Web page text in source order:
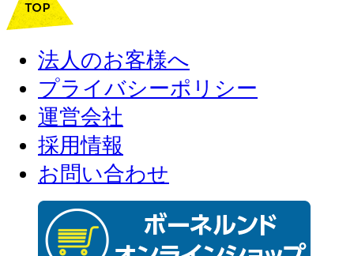
法人のお客様へ
プライバシーポリシー
運営会社
採用情報
お問い合わせ